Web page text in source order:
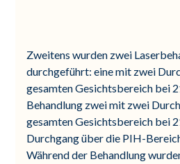
Zweitens wurden zwei
durchgeführt: eine mit zwei
gesamten Gesichtsbereich bei
Behandlung zwei mit zwei
gesamten Gesichtsbereich bei
Durchgang über die PIH-
Während der Behandlung